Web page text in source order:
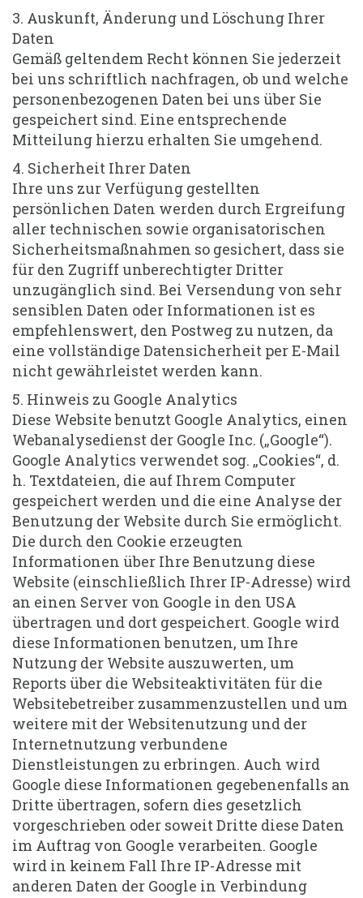
3. Auskunft, Änderung und Löschung Ihrer
Daten
Gemäß geltendem Recht können Sie jederzeit
bei uns schriftlich nachfragen, ob und welche
personenbezogenen Daten bei uns über Sie
gespeichert sind. Eine entsprechende
Mitteilung hierzu erhalten Sie umgehend.
4. Sicherheit Ihrer Daten
Ihre uns zur Verfügung gestellten
persönlichen Daten werden durch Ergreifung
aller technischen sowie organisatorischen
Sicherheitsmaßnahmen so gesichert, dass sie
für den Zugriff unberechtigter Dritter
unzugänglich sind. Bei Versendung von sehr
sensiblen Daten oder Informationen ist es
empfehlenswert, den Postweg zu nutzen, da
eine vollständige Datensicherheit per E-Mail
nicht gewährleistet werden kann.
5. Hinweis zu Google Analytics
Diese Website benutzt Google Analytics, einen
Webanalysedienst der Google Inc. („Google“).
Google Analytics verwendet sog. „Cookies“, d.
h. Textdateien, die auf Ihrem Computer
gespeichert werden und die eine Analyse der
Benutzung der Website durch Sie ermöglicht.
Die durch den Cookie erzeugten
Informationen über Ihre Benutzung diese
Website (einschließlich Ihrer IP-Adresse) wird
an einen Server von Google in den USA
übertragen und dort gespeichert. Google wird
diese Informationen benutzen, um Ihre
Nutzung der Website auszuwerten, um
Reports über die Websiteaktivitäten für die
Websitebetreiber zusammenzustellen und um
weitere mit der Websitenutzung und der
Internetnutzung verbundene
Dienstleistungen zu erbringen. Auch wird
Google diese Informationen gegebenenfalls an
Dritte übertragen, sofern dies gesetzlich
vorgeschrieben oder soweit Dritte diese Daten
im Auftrag von Google verarbeiten. Google
wird in keinem Fall Ihre IP-Adresse mit
anderen Daten der Google in Verbindung